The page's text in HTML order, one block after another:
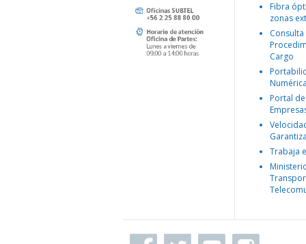
Fibra
zonas
Consulta
Cargo
Portal
Trabaja